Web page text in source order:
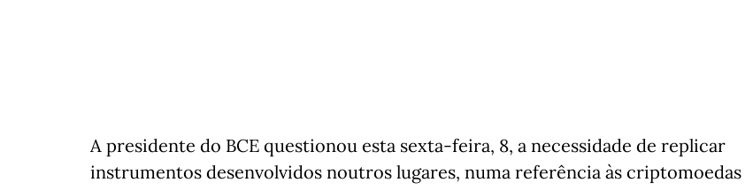
A presidente do BCE questionou esta sexta-feira, 8, a necessidade de replicar
instrumentos desenvolvidos noutros lugares, numa referência às criptomoedas